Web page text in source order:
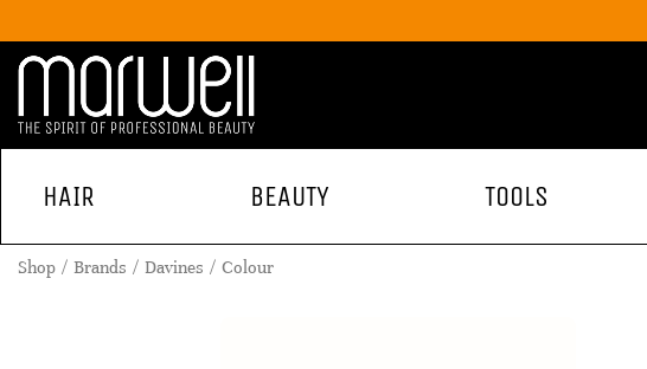
HAIR BEAUTY TOOLS
Shop Brands Davines Colour